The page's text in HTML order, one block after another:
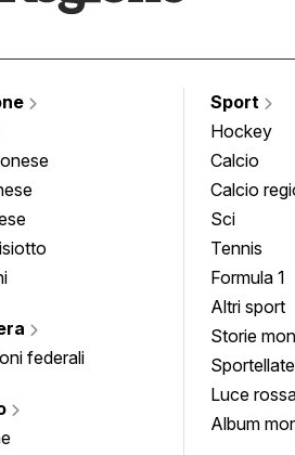
federali
Sport
Hockey
Calcio
Calcio
Sci
Tennis
Formula 1
Altri sport
Storie
Sportellate
Luce
Album